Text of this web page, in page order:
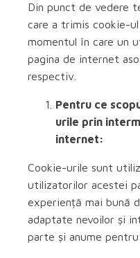
Din punct de vedere
care a trimis cookie-
momentul în care un
pagina de internet
respectiv.
Pentru ce
urile prin
internet:
Cookie-urile sunt
utilizatorilor acestei
experiență mai bună
adaptate nevoilor și
parte și anume